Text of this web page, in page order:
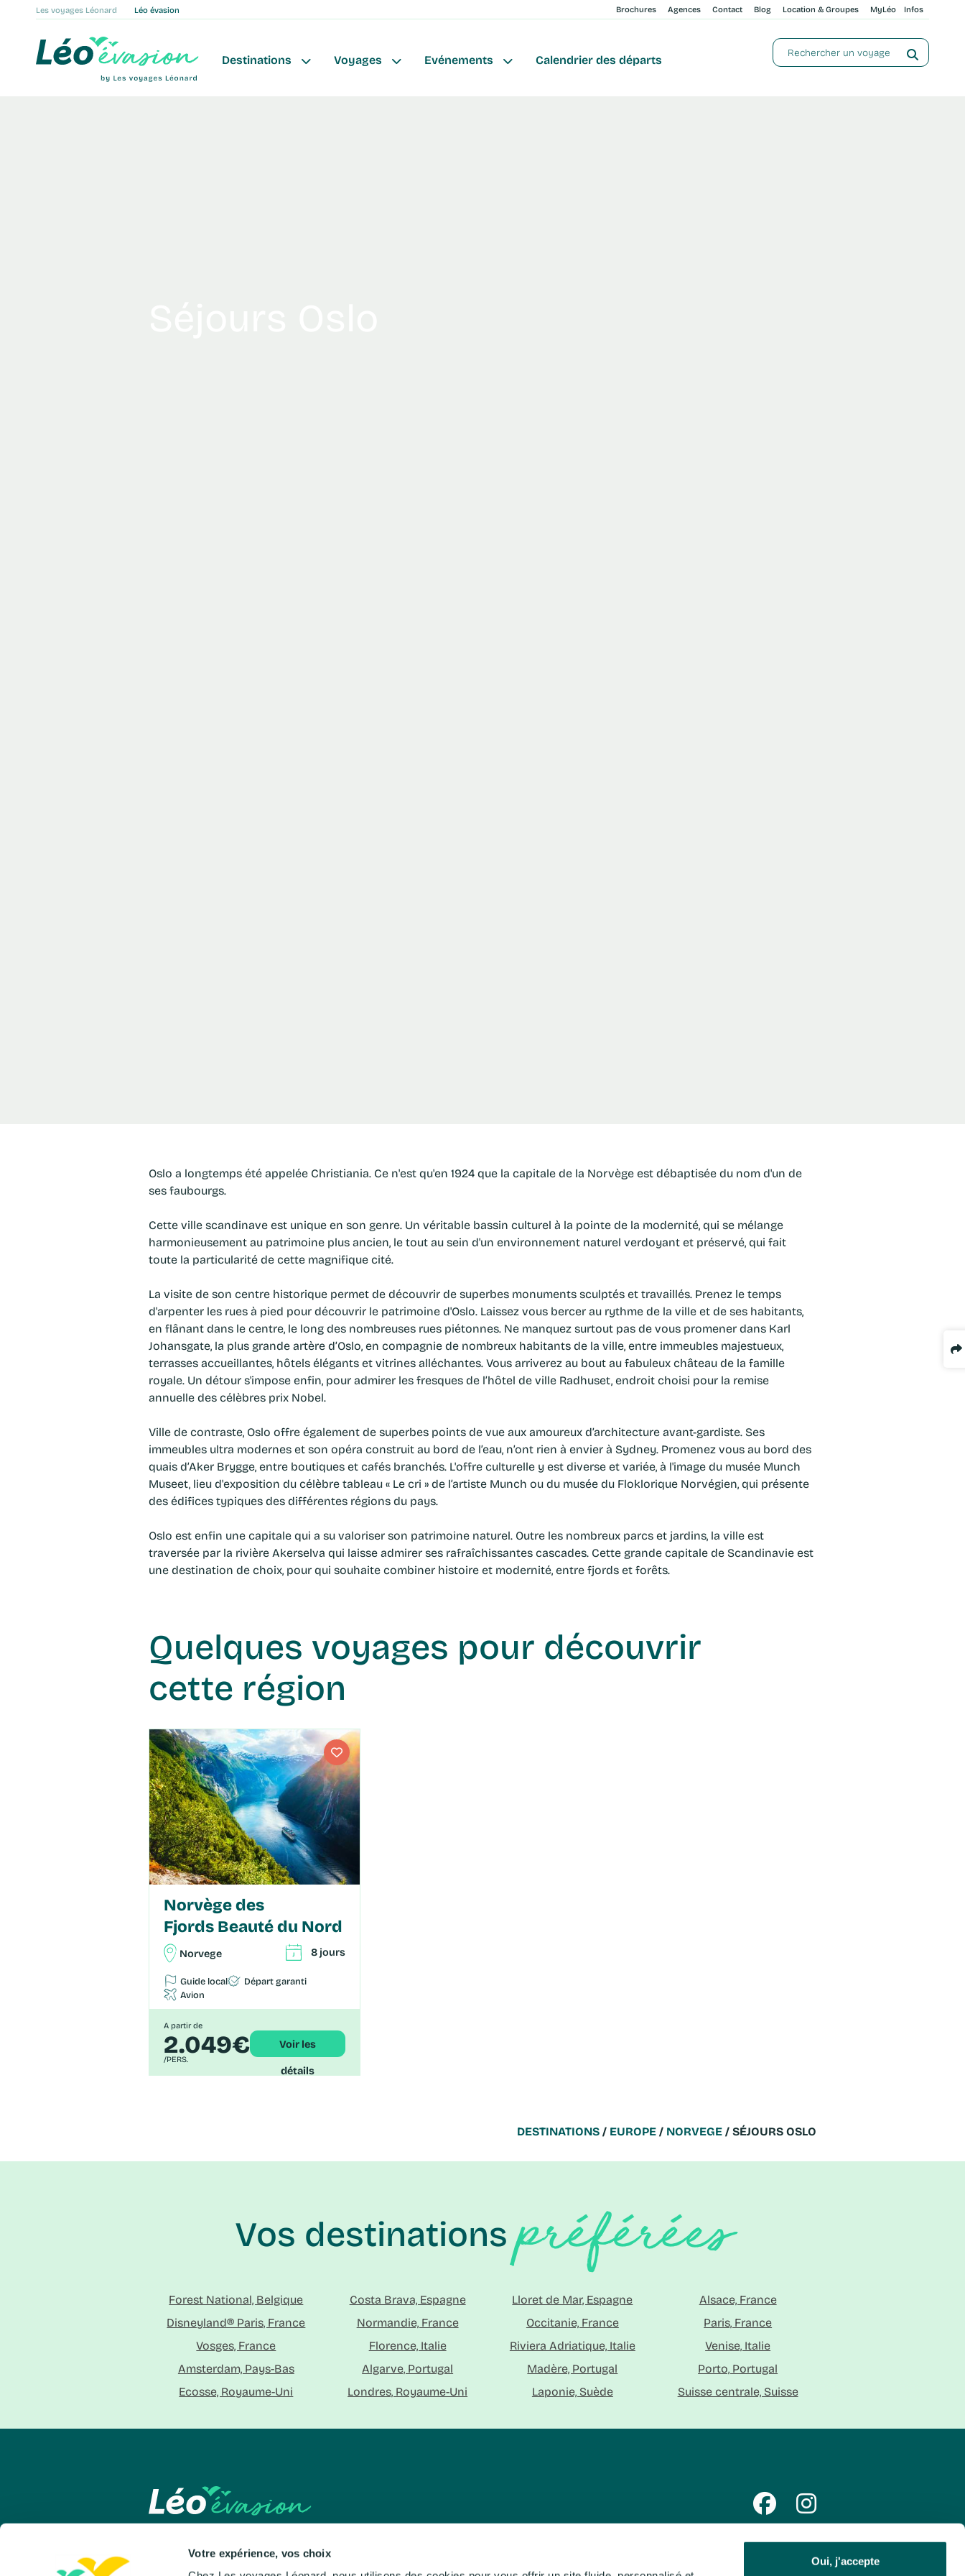
Votre expérience, vos choix
Oui, j'accepte
Destinations Voyages Evénements Calendrier des départs
Les voyages Léonard Léo évasion Brochures Agences Contact Blog Location & Groupes MyLéo Infos
Oslo a longtemps été appelée Christiania. Ce n'est qu'en 1924 que la capitale de la Norvège est débaptisée du nom d'un de
ses faubourgs.
Cette ville scandinave est unique en son genre. Un véritable bassin culturel à la pointe de la modernité, qui se mélange
harmonieusement au patrimoine plus ancien, le tout au sein d'un environnement naturel verdoyant et préservé, qui fait
toute la particularité de cette magnifique cité.
La visite de son centre historique permet de découvrir de superbes monuments sculptés et travaillés. Prenez le temps
d'arpenter les rues à pied pour découvrir le patrimoine d'Oslo. Laissez vous bercer au rythme de la ville et de ses habitants,
en flânant dans le centre, le long des nombreuses rues piétonnes. Ne manquez surtout pas de vous promener dans Karl
Johansgate, la plus grande artère d’Oslo, en compagnie de nombreux habitants de la ville, entre immeubles majestueux,
terrasses accueillantes, hôtels élégants et vitrines alléchantes. Vous arriverez au bout au fabuleux château de la famille
royale. Un détour s'impose enfin, pour admirer les fresques de l’hôtel de ville Radhuset, endroit choisi pour la remise
annuelle des célèbres prix Nobel.
Ville de contraste, Oslo offre également de superbes points de vue aux amoureux d’architecture avant-gardiste. Ses
immeubles ultra modernes et son opéra construit au bord de l’eau, n’ont rien à envier à Sydney. Promenez vous au bord des
quais d’Aker Brygge, entre boutiques et cafés branchés. L'offre culturelle y est diverse et variée, à l'image du musée Munch
Museet, lieu d'exposition du célèbre tableau « Le cri » de l’artiste Munch ou du musée du Floklorique Norvégien, qui présente
des édifices typiques des différentes régions du pays.
Oslo est enfin une capitale qui a su valoriser son patrimoine naturel. Outre les nombreux parcs et jardins, la ville est
traversée par la rivière Akerselva qui laisse admirer ses rafraîchissantes cascades. Cette grande capitale de Scandinavie est
une destination de choix, pour qui souhaite combiner histoire et modernité, entre fjords et forêts.
Quelques voyages pour découvrir
cette région
Norvège des
Fjords Beauté du Nord
Norvege 8 jours
Guide local
Départ garanti
Avion
A partir de
2.049€
/PERS.
Voir les
détails
DESTINATIONS/ EUROPE/ NORVEGE/ SÉJOURS OSLO
Vos destinationspréférées
Forest National, Belgique Costa Brava, Espagne Lloret de Mar, Espagne
Alsace, France
Disneyland® Paris, France
Normandie, France Occitanie, France
Paris, France
Vosges, France
Florence, Italie Riviera Adriatique, Italie
Venise, Italie
Amsterdam, Pays-Bas
Algarve, Portugal Madère, Portugal
Porto, Portugal
Ecosse, Royaume-Uni
Londres, Royaume-Uni Laponie, Suède Suisse centrale, Suisse
Léo évasion Nos voyages organisés